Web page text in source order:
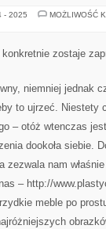
- 2025
MOŻLIWOŚĆ
zostaje
niemniej jednak
to ujrzeć. Niestety
– otóż wtenczas
dookoła siebie.
nam
– http://
meble po